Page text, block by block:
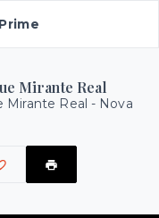
Mirante Real
Mirante Real - Nova